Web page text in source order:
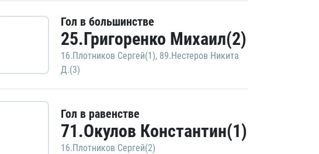
Гол в большинстве
25.Григоренко Михаил(2)
16.Плотников Сергей(1), 89.Нестеров Никита
Д.(3)
Гол в равенстве
71.Окулов Константин(1)
16.Плотников Сергей(2)